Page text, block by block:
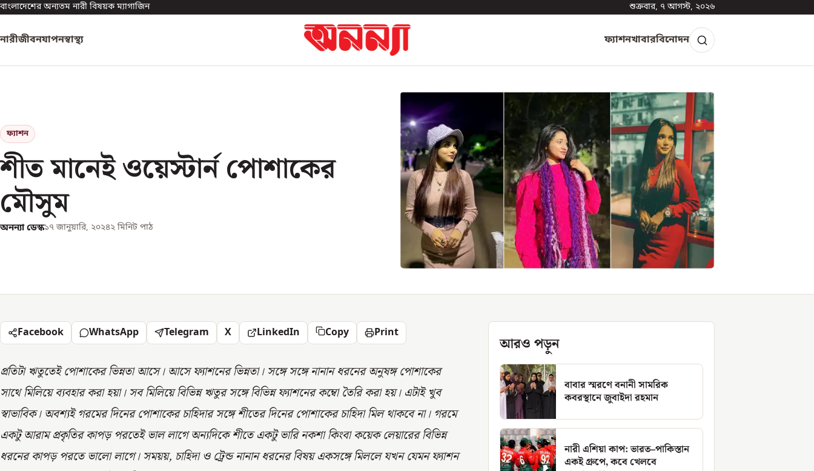
বাংলাদেশের অন্যতম নারী বিষয়ক ম্যাগাজিন শুক্রবার, ৭ আগস্ট, ২০২৬
নারীজীবনযাপনস্বাস্থ্য ফ্যাশনখাবারবিনোদন
ফ্যাশন
শীত মানেই ওয়েস্টার্ন পোশাকের
মৌসুম
অনন্যা ডেস্ক১৭ জানুয়ারি, ২০২৪২ মিনিট পাঠ
Facebook WhatsApp Telegram X LinkedIn Copy Print
প্রতিটা ঋতুতেই পোশাকের ভিন্নতা আসে। আসে ফ্যাশনের ভিন্নতা। সঙ্গে সঙ্গে নানান ধরনের অনুষঙ্গ পোশাকের
সাথে মিলিয়ে ব্যবহার করা হয়া। সব মিলিয়ে বিভিন্ন ঋতুর সঙ্গে বিভিন্ন ফ্যাশনের কম্বো তৈরি করা হয়। এটাই খুব
স্বাভাবিক। অবশ্যই গরমের দিনের পোশাকের চাহিদার সঙ্গে শীতের দিনের পোশাকের চাহিদা মিল থাকবে না। গরমে
একটু আরাম প্রকৃতির কাপড় পরতেই ভাল লাগে অন্যদিকে শীতে একটু ভারি নকশা কিংবা কয়েক লেয়ারের বিভিন্ন
ধরনের কাপড় পরতে ভালো লাগে। সময়য়, চাহিদা ও ট্রেন্ড নানান ধরনের বিষয় একসঙ্গে মিললে যখন যেমন ফ্যাশন
আরও পড়ুন
বাবার স্মরণে বনানী সামরিক
কবরস্থানে জুবাইদা রহমান
নারী এশিয়া কাপ: ভারত–পাকিস্তান
একই গ্রুপে, কবে খেলবে